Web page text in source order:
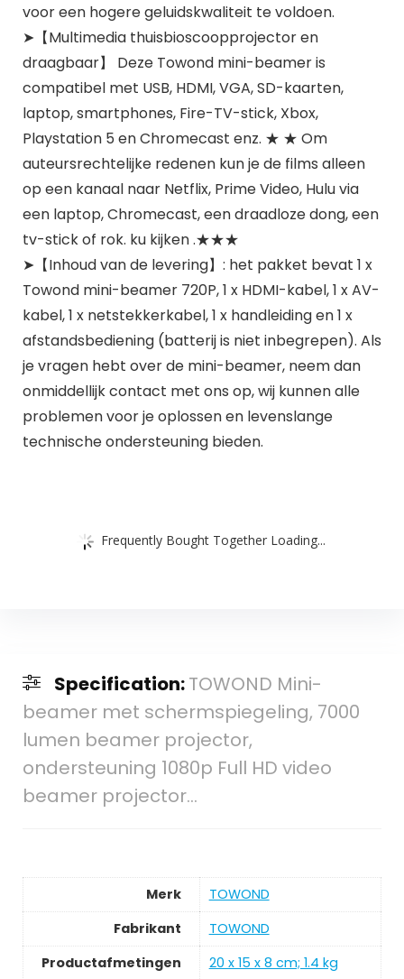
voor een hogere geluidskwaliteit te voldoen.
➤【Multimedia thuisbioscoopprojector en
draagbaar】 Deze Towond mini-beamer is
compatibel met USB, HDMI, VGA, SD-kaarten,
laptop, smartphones, Fire-TV-stick, Xbox,
Playstation 5 en Chromecast enz. ★ ★ Om
auteursrechtelijke redenen kun je de films alleen
op een kanaal naar Netflix, Prime Video, Hulu via
een laptop, Chromecast, een draadloze dong, een
tv-stick of rok. ku kijken .★★★
➤【Inhoud van de levering】: het pakket bevat 1 x
Towond mini-beamer 720P, 1 x HDMI-kabel, 1 x AV-
kabel, 1 x netstekkerkabel, 1 x handleiding en 1 x
afstandsbediening (batterij is niet inbegrepen). Als
je vragen hebt over de mini-beamer, neem dan
onmiddellijk contact met ons op, wij kunnen alle
problemen voor je oplossen en levenslange
technische ondersteuning bieden.
Frequently Bought Together Loading...
Specification:TOWOND Mini-
beamer met schermspiegeling, 7000
lumen beamer projector,
ondersteuning 1080p Full HD video
beamer projector…
Merk
‎TOWOND
Fabrikant
‎TOWOND
Productafmetingen
‎20 x 15 x 8 cm; 1.4 kg